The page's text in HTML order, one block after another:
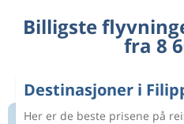
Billigste
fra 8
Destinasjoner i
Her er de beste prisene på